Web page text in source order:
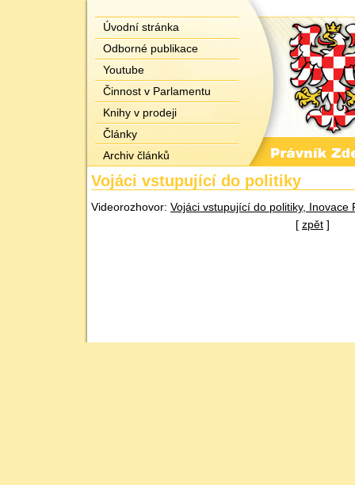
Úvodní stránka
Odborné publikace
Youtube
Činnost v Parlamentu
Knihy v prodeji
Články
Archiv článků
Vojáci vstupující do politiky
Videorozhovor: Vojáci vstupující do politiky, Inovace
[ zpět ]